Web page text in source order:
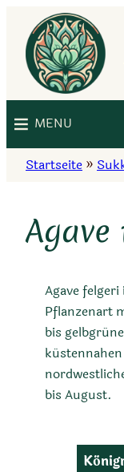
Inhalt
springen
MENU
Startseite »
Agave
Pflanzenart
bis
bis August.